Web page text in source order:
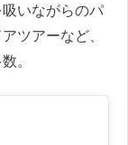
いながらのパ
ツアーなど、
。